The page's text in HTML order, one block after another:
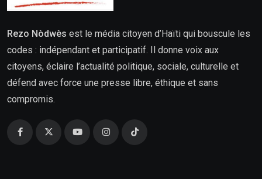
Rezo Nòdwès est le média citoyen d’Haïti qui bouscule les
codes : indépendant et participatif. Il donne voix aux
citoyens, éclaire l’actualité politique, sociale, culturelle et
défend avec force une presse libre, éthique et sans
compromis.